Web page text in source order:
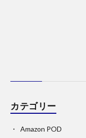
カテゴリー
Amazon POD